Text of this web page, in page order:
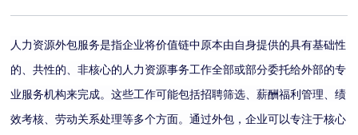
人力资源外包服务是指企业将价值链中原本由自身提供的具有基础性
的、共性的、非核心的人力资源事务工作全部或部分委托给外部的专
业服务机构来完成。这些工作可能包括招聘筛选、薪酬福利管理、绩
效考核、劳动关系处理等多个方面。通过外包，企业可以专注于核心